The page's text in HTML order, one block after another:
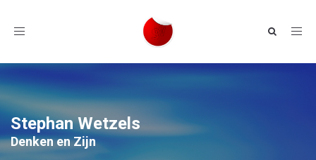
Toggle
Stephan Wetzels
Denken en Zijn